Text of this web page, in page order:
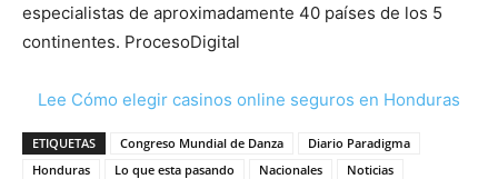
especialistas de aproximadamente 40 países de los 5
continentes. ProcesoDigital
Lee Cómo elegir casinos online seguros en Honduras
ETIQUETAS Congreso Mundial de Danza
Diario Paradigma
Honduras
Lo que esta pasando Nacionales
Noticias